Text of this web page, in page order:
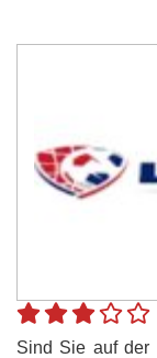
Sind Sie auf der